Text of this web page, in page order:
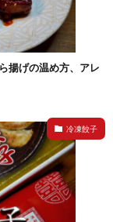
揚げの温め方、アレ
冷凍餃子